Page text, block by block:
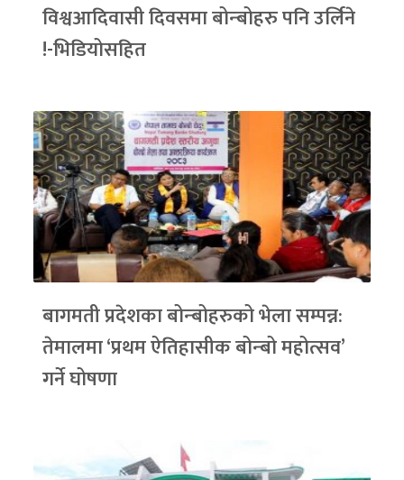
विश्वआदिवासी दिवसमा बोन्बोहरु पनि उर्लिने
!-भिडियोसहित
बागमती प्रदेशका बोन्बोहरुको भेला सम्पन्न:
तेमालमा ‘प्रथम ऐतिहासीक बोन्बो महोत्सव’
गर्ने घोषणा